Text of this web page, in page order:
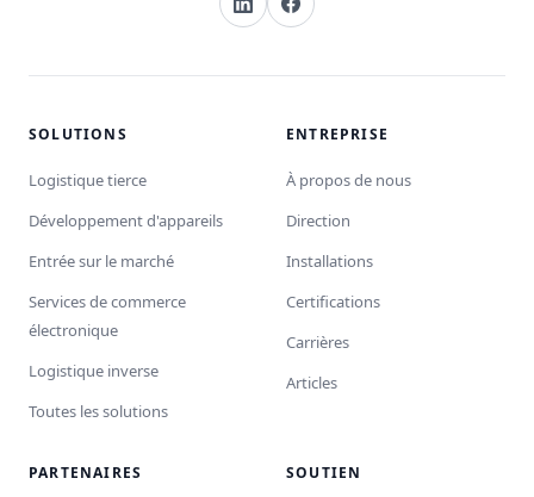
SOLUTIONS
Logistique tierce
Développement d'appareils
Entrée sur le marché
Services de commerce
électronique
Logistique inverse
Toutes les solutions
ENTREPRISE
À propos de nous
Direction
Installations
Certifications
Carrières
Articles
PARTENAIRES SOUTIEN